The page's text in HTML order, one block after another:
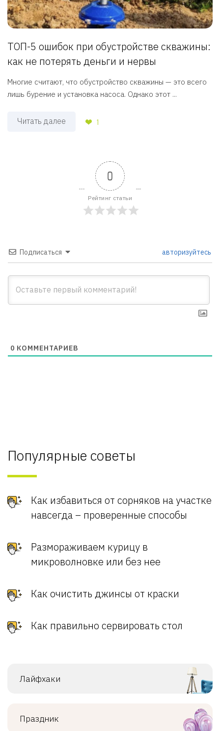
ТОП-5 ошибок при обустройстве скважины:
как не потерять деньги и нервы
Многие считают, что обустройство скважины — это всего
лишь бурение и установка насоса. Однако этот ...
Читать далее 1
0
Рейтинг статьи
Подписаться авторизуйтесь
0 КОММЕНТАРИЕВ
Популярные советы
Как избавиться от сорняков на участке
навсегда – проверенные способы
Размораживаем курицу в
микроволновке или без нее
Как очистить джинсы от краски
Как правильно сервировать стол
Лайфхаки
Праздник